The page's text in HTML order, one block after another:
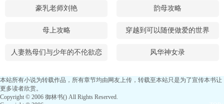
豪乳老师刘艳 韵母攻略
母上攻略 穿越到可以随便做爱的世界
人妻熟母们与少年的不伦欲恋 风华神女录
本站所有小说为转载作品，所有章节均由网友上传，转载至本站只是为了宣传本书让
更多读者欣赏。
Copyright © 2006 御林书() All Rights Reserved.